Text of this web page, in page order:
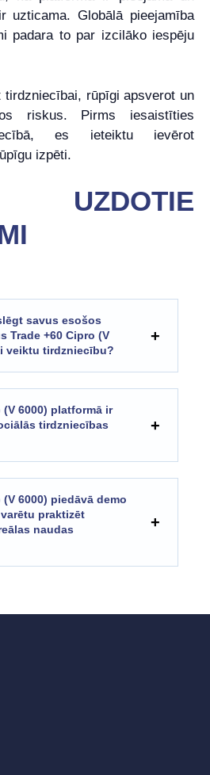
uzticama. Globālā pieejamība
padara to par izcilāko iespēju
rūpīgi apsverot un
riskus. Pirms iesaistīties
es ieteiktu ievērot
izpēti.
UZDOTIE
savus esošos
Trade +60 Cipro (V
veiktu tirdzniecību?
(V 6000) platformā ir
tirdzniecības
(V 6000) piedāvā demo
praktizēt
naudas